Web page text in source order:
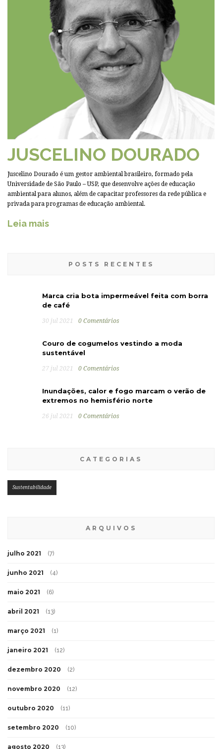
JUSCELINO DOURADO
Juscelino Dourado é um gestor ambiental brasileiro, formado pela
Universidade de São Paulo – USP, que desenvolve ações de educação
ambiental para alunos, além de capacitar professores da rede pública e
privada para programas de educação ambiental.
Leia mais
POSTS RECENTES
Marca cria bota impermeável feita com borra
de café
30 jul 2021 0 Comentários
Couro de cogumelos vestindo a moda
sustentável
27 jul 2021 0 Comentários
Inundações, calor e fogo marcam o verão de
extremos no hemisfério norte
26 jul 2021 0 Comentários
CATEGORIAS
Sustentabilidade
ARQUIVOS
julho 2021 (7)
junho 2021 (4)
maio 2021 (6)
abril 2021 (13)
março 2021 (1)
janeiro 2021 (12)
dezembro 2020 (2)
novembro 2020 (12)
outubro 2020 (11)
setembro 2020 (10)
agosto 2020 (13)